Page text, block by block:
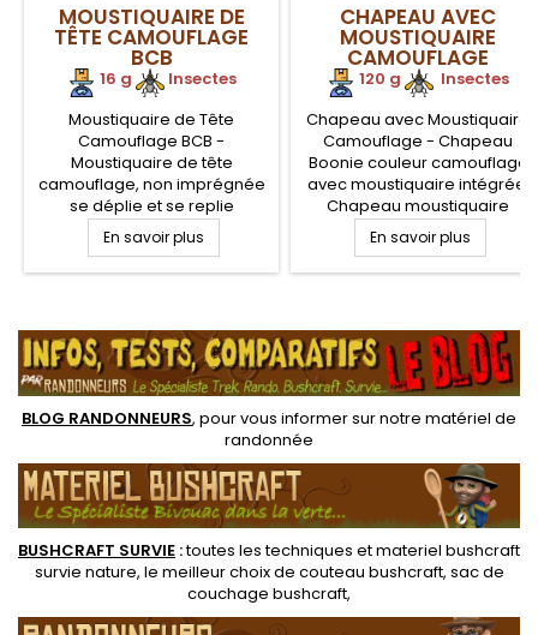
MOUSTIQUAIRE DE
TÊTE CAMOUFLAGE
BCB
16 g
Insectes
Moustiquaire de Tête
Camouflage BCB -
Moustiquaire de tête
camouflage, non imprégnée
se déplie et se replie
facilement. Son maillage fin
convient à empêcher le
sable et parfaitement pour
protéger des midges, des
moucherons et des
moustiques.
En savoir plus
CHAPEAU AVEC
MOUSTIQUAIRE
CAMOUFLAGE
ROTHCO
120 g
Insectes
Chapeau avec Moustiquaire
Camouflage - Chapeau
Boonie couleur camouflage
avec moustiquaire intégrée.
Chapeau moustiquaire
Camo poly-coton avec toile
moustiquaire qui se range à
l'intérieur du chapeau.
bushcraft, en zone tropicales
En savoir plus
BLOG RANDONNEURS, pour vous informer sur notre matériel de
randonnée
BUSHCRAFT SURVIE :toutes les techniques etmateriel bushcraft
survie nature, le meilleur choix de couteau bushcraft, sac de
couchage bushcraft,